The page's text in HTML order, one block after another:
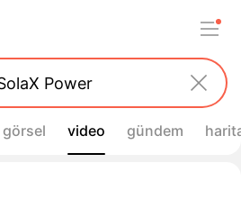
görsel video gündem